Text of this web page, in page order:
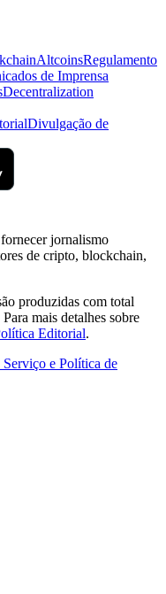
AltcoinsRegulamento
de Imprensa
Decentralization
Divulgação de
jornalismo
de cripto, blockchain,
produzidas com total
mais detalhes sobre
Editorial.
Serviço e Política de